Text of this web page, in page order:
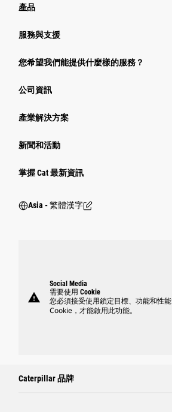
產品
服務與支援
您希望我們能提供什麼樣的服務？
公司資訊
產業解決方案
新聞和活動
掌握 Cat 最新資訊
Asia - 繁體漢字
warning
Social Media
需要使用 Cookie
您必須接受使用鎖定目標、功能和性能
Cookie，才能啟用此功能。
Caterpillar 品牌